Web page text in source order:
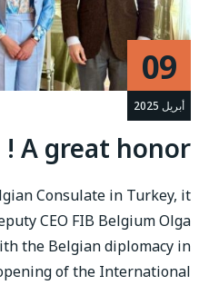
09
أبريل 2025
A great honor !
Consulate in Turkey, it
CEO FIB Belgium Olga
the Belgian diplomacy in
of the International